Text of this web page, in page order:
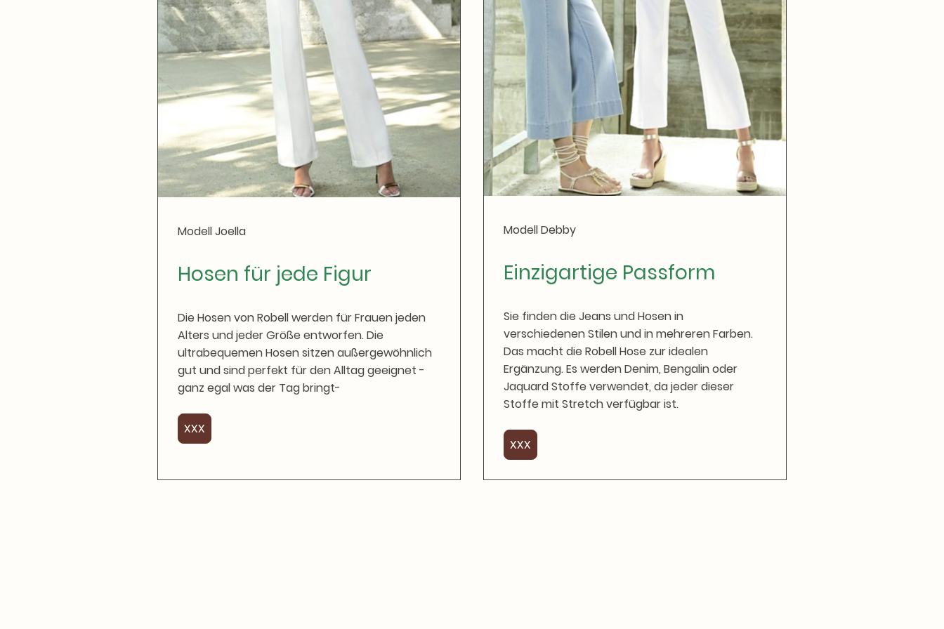
Modell Joella
Hosen für jede Figur
Die Hosen von Robell werden für Frauen jeden
Alters und jeder Größe entworfen. Die
ultrabequemen Hosen sitzen außergewöhnlich
gut und sind perfekt für den Alltag geeignet -
ganz egal was der Tag bringt-
XXX
Modell Debby
Einzigartige Passform
Sie finden die Jeans und Hosen in
verschiedenen Stilen und in mehreren Farben.
Das macht die Robell Hose zur idealen
Ergänzung. Es werden Denim, Bengalin oder
Jaquard Stoffe verwendet, da jeder dieser
Stoffe mit Stretch verfügbar ist.
XXX